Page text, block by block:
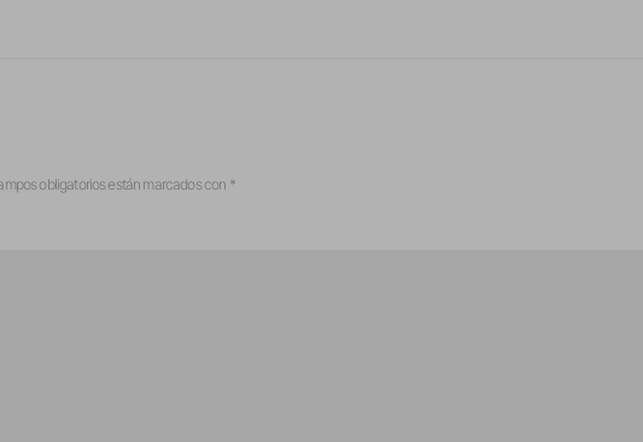
obligatorios están marcados con *